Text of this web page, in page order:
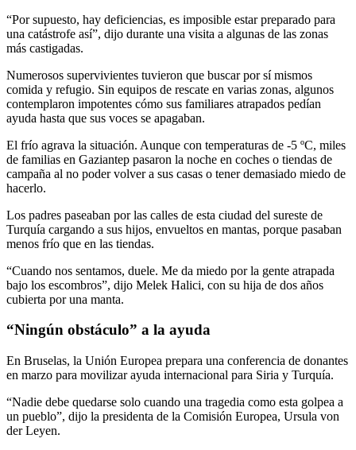
“Por supuesto, hay deficiencias, es imposible estar preparado para
una catástrofe así”, dijo durante una visita a algunas de las zonas
más castigadas.
Numerosos supervivientes tuvieron que buscar por sí mismos
comida y refugio. Sin equipos de rescate en varias zonas, algunos
contemplaron impotentes cómo sus familiares atrapados pedían
ayuda hasta que sus voces se apagaban.
El frío agrava la situación. Aunque con temperaturas de -5 ºC, miles
de familias en Gaziantep pasaron la noche en coches o tiendas de
campaña al no poder volver a sus casas o tener demasiado miedo de
hacerlo.
Los padres paseaban por las calles de esta ciudad del sureste de
Turquía cargando a sus hijos, envueltos en mantas, porque pasaban
menos frío que en las tiendas.
“Cuando nos sentamos, duele. Me da miedo por la gente atrapada
bajo los escombros”, dijo Melek Halici, con su hija de dos años
cubierta por una manta.
“Ningún obstáculo” a la ayuda
En Bruselas, la Unión Europea prepara una conferencia de donantes
en marzo para movilizar ayuda internacional para Siria y Turquía.
“Nadie debe quedarse solo cuando una tragedia como esta golpea a
un pueblo”, dijo la presidenta de la Comisión Europea, Ursula von
der Leyen.